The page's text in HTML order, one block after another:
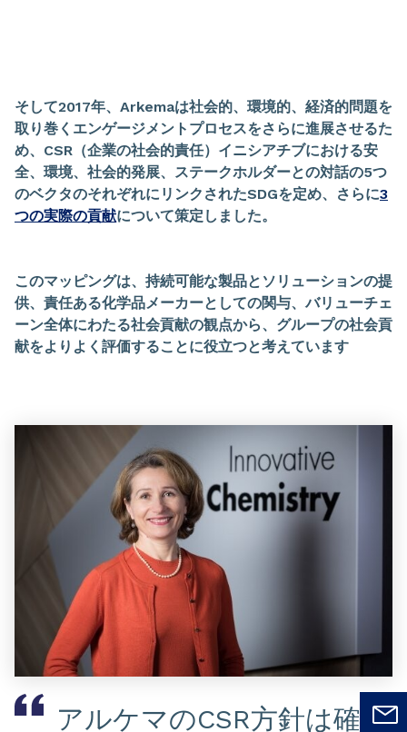
そして2017年、 Arkemaは社会的、環境的、経済的問題を
取り巻くエンゲージメントプロセスをさらに進展させるた
め、 CSR （企業の社会的責任）イニシアチブにおける安
全、環境、社会的発展、ステークホルダーとの対話の5つ
のベクタのそれぞれにリンクされたSDGを定め、さらに3
つの実際の貢献について策定しました。
このマッピングは、持続可能な製品とソリューションの提
供、責任ある化学品メーカーとしての関与、バリューチェ
ーン全体にわたる社会貢献の観点から、グループの社会貢
献をよりよく評価することに役立つと考えています
アルケマのCSR方針は確か